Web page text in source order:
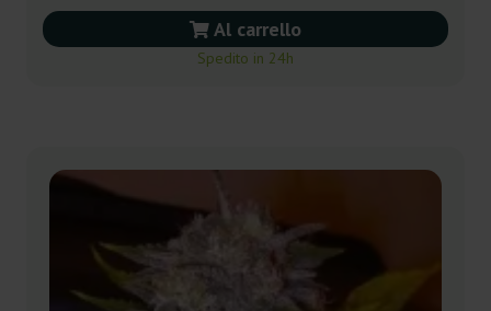
Al carrello
Spedito in 24h